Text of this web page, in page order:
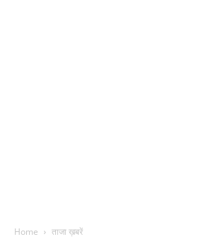
Home ताजा ख़बरें